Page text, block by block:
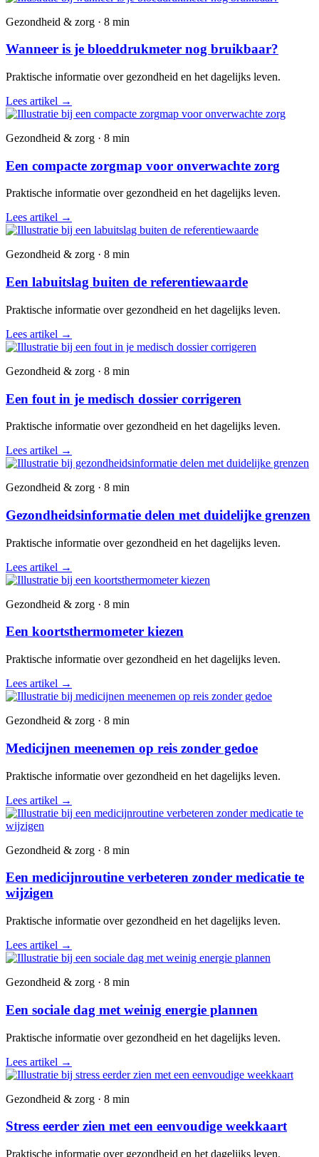
Gezondheid & zorg · 8 min
Wanneer is je bloeddrukmeter nog bruikbaar?
Praktische informatie over gezondheid en het dagelijks leven.
Lees artikel →
Gezondheid & zorg · 8 min
Een compacte zorgmap voor onverwachte zorg
Praktische informatie over gezondheid en het dagelijks leven.
Lees artikel →
Gezondheid & zorg · 8 min
Een labuitslag buiten de referentiewaarde
Praktische informatie over gezondheid en het dagelijks leven.
Lees artikel →
Gezondheid & zorg · 8 min
Een fout in je medisch dossier corrigeren
Praktische informatie over gezondheid en het dagelijks leven.
Lees artikel →
Gezondheid & zorg · 8 min
Gezondheidsinformatie delen met duidelijke grenzen
Praktische informatie over gezondheid en het dagelijks leven.
Lees artikel →
Gezondheid & zorg · 8 min
Een koortsthermometer kiezen
Praktische informatie over gezondheid en het dagelijks leven.
Lees artikel →
Gezondheid & zorg · 8 min
Medicijnen meenemen op reis zonder gedoe
Praktische informatie over gezondheid en het dagelijks leven.
Lees artikel →
Gezondheid & zorg · 8 min
Een medicijnroutine verbeteren zonder medicatie te
wijzigen
Praktische informatie over gezondheid en het dagelijks leven.
Lees artikel →
Gezondheid & zorg · 8 min
Een sociale dag met weinig energie plannen
Praktische informatie over gezondheid en het dagelijks leven.
Lees artikel →
Gezondheid & zorg · 8 min
Stress eerder zien met een eenvoudige weekkaart
Praktische informatie over gezondheid en het dagelijks leven.